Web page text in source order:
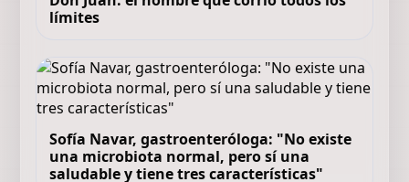
límites
Sofía Navar, gastroenteróloga: "No existe
una microbiota normal, pero sí una
saludable y tiene tres características"